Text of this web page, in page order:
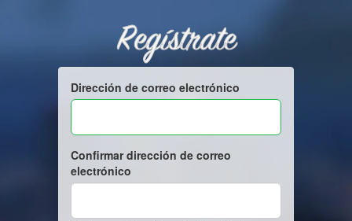
Regístrate
Dirección de correo electrónico
Confirmar dirección de correo
electrónico